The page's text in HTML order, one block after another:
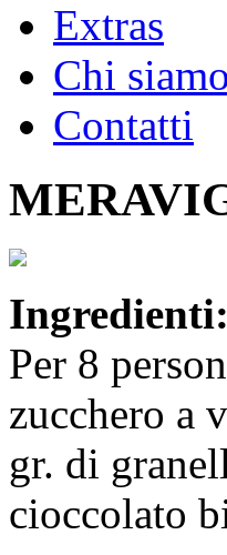
Extras
Chi siamo
Contatti
Ingredienti:
Per 8
zucchero a
gr. di
cioccolato